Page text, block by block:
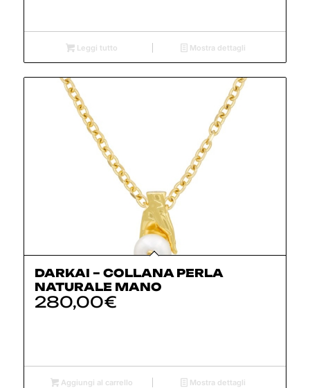
Leggi tutto Mostra dettagli
DARKAI – COLLANA PERLA
NATURALE MANO
280,00€
Aggiungi al carrello Mostra dettagli